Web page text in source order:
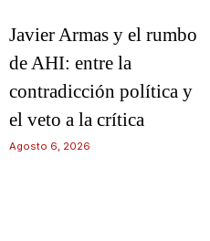
Javier Armas y el rumbo
de AHI: entre la
contradicción política y
el veto a la crítica
Agosto 6, 2026